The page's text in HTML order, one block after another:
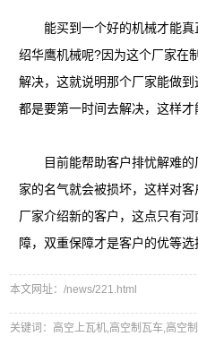
能买到一个好的机械才能真
绍华鹰机械呢?因为这个厂家在
解决，这就说明那个厂家能做
都是要第一时间去解决，这样才
目前能帮助客户排忧解难的
家的名气就会被损坏，这样对
厂家介绍新的客户，这点只有
障，双重保障才是客户的优等选
本文网址：/news/221.html
关键词：高空上瓦机,高空制瓦车,高空